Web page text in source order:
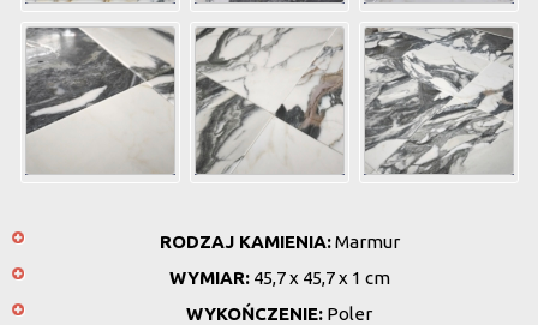
RODZAJ KAMIENIA:Marmur
WYMIAR:45,7 x 45,7 x 1 cm
WYKOŃCZENIE: Poler